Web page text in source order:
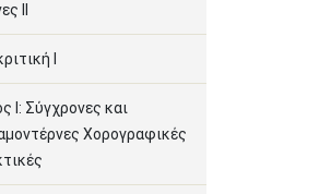
ΙΙ
Ι
Ι: Σύγχρονες και
Χορογραφικές